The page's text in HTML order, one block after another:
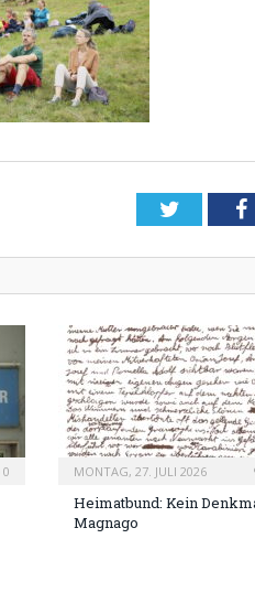
Twitter
0 MONTAG, 27. JULI 2026
Heimatbund: Kein
Magnago